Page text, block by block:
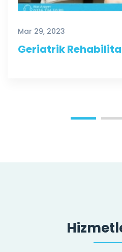
Mar 29, 2023
Geriatrik